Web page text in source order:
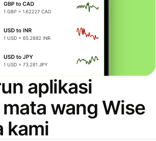
aplikasi
wang Wise
kami